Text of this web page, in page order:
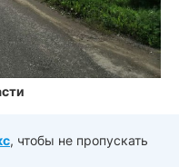
, чтобы не пропускать